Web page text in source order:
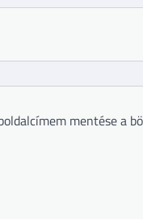
mentése a